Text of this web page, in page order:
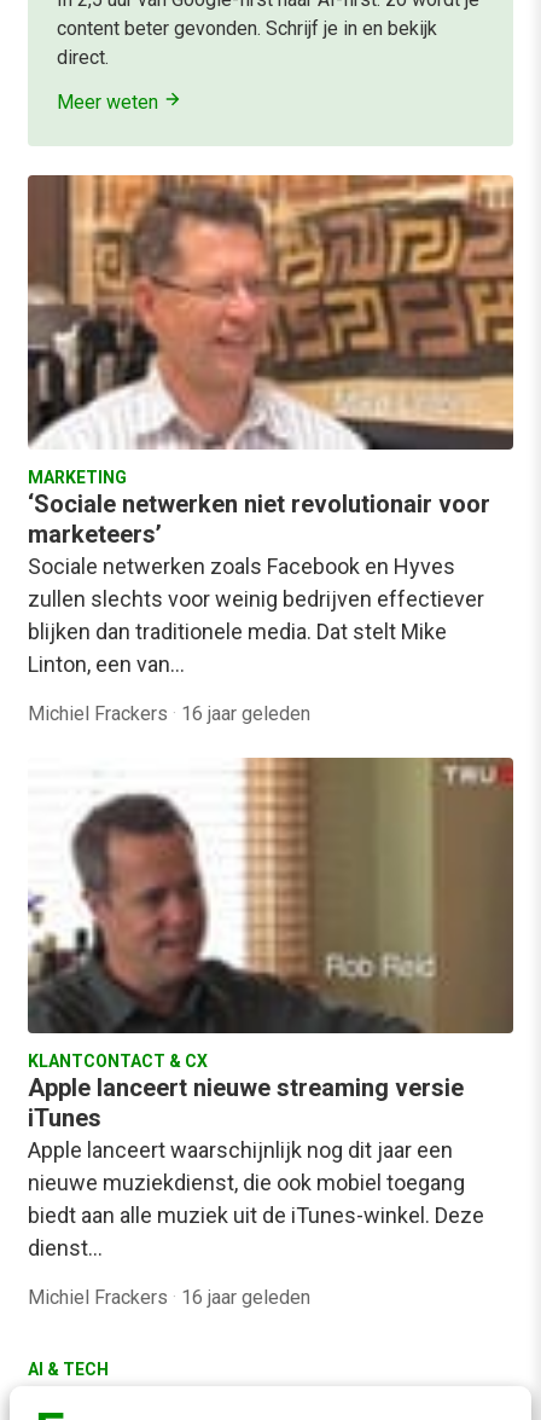
content beter gevonden. Schrijf je in en bekijk
direct.
Meer weten
MARKETING
‘Sociale netwerken niet revolutionair voor
marketeers’
Sociale netwerken zoals Facebook en Hyves
zullen slechts voor weinig bedrijven effectiever
blijken dan traditionele media. Dat stelt Mike
Linton, een van…
Michiel Frackers · 16 jaar geleden
KLANTCONTACT & CX
Apple lanceert nieuwe streaming versie
iTunes
Apple lanceert waarschijnlijk nog dit jaar een
nieuwe muziekdienst, die ook mobiel toegang
biedt aan alle muziek uit de iTunes-winkel. Deze
dienst…
Michiel Frackers · 16 jaar geleden
AI & TECH